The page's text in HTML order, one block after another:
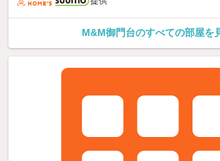
M&M御門台のすべての部屋を